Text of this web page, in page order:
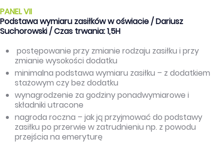
PANEL VII
Podstawa wymiaru zasiłków w oświacie / Dariusz
Suchorowski / Czas trwania: 1,5H
postępowanie przy zmianie rodzaju zasiłku i przy
zmianie wysokości dodatku
minimalna podstawa wymiaru zasiłku – z dodatkiem
stażowym czy bez dodatku
wynagrodzenie za godziny ponadwymiarowe i
składniki utracone
nagroda roczna – jak ją przyjmować do podstawy
zasiłku po przerwie w zatrudnieniu np. z powodu
przejścia na emeryturę